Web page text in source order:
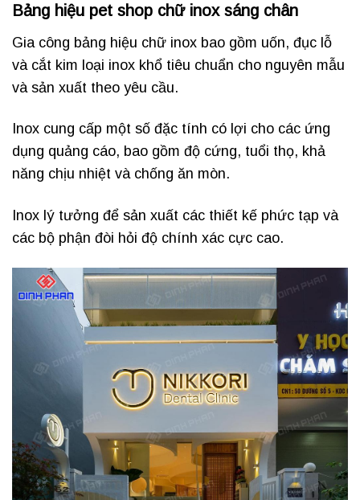
Bảng hiệu pet shop chữ inox sáng chân
Gia công bảng hiệu chữ inox bao gồm uốn, đục lỗ
và cắt kim loại inox khổ tiêu chuẩn cho nguyên mẫu
và sản xuất theo yêu cầu.
Inox cung cấp một số đặc tính có lợi cho các ứng
dụng quảng cáo, bao gồm độ cứng, tuổi thọ, khả
năng chịu nhiệt và chống ăn mòn.
Inox lý tưởng để sản xuất các thiết kế phức tạp và
các bộ phận đòi hỏi độ chính xác cực cao.